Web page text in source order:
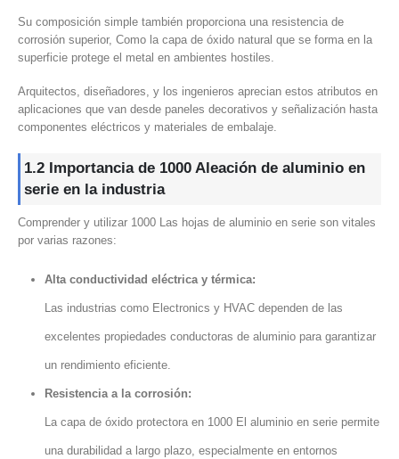
Su composición simple también proporciona una resistencia de
corrosión superior, Como la capa de óxido natural que se forma en la
superficie protege el metal en ambientes hostiles.
Arquitectos, diseñadores, y los ingenieros aprecian estos atributos en
aplicaciones que van desde paneles decorativos y señalización hasta
componentes eléctricos y materiales de embalaje.
1.2 Importancia de 1000 Aleación de aluminio en
serie en la industria
Comprender y utilizar 1000 Las hojas de aluminio en serie son vitales
por varias razones:
Alta conductividad eléctrica y térmica:
Las industrias como Electronics y HVAC dependen de las
excelentes propiedades conductoras de aluminio para garantizar
un rendimiento eficiente.
Resistencia a la corrosión:
La capa de óxido protectora en 1000 El aluminio en serie permite
una durabilidad a largo plazo, especialmente en entornos